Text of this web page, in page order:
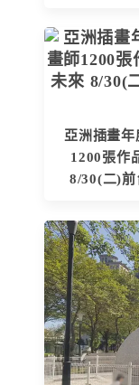
亞洲插畫
1200張作
8/30(二)前